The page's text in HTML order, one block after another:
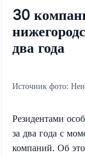
30
два года
Источник фото:
Резидентами
за два года с
компаний. Об